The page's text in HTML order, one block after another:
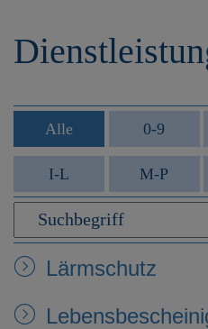
p
Alle 0-9
I-L M-P
Lärmschutz